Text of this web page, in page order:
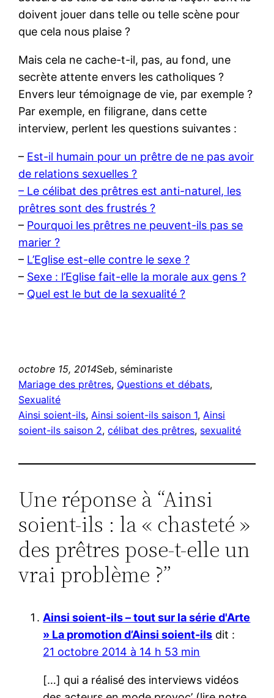
doivent jouer dans telle ou telle scène pour
que cela nous plaise ?
Mais cela ne cache-t-il, pas, au fond, une
secrète attente envers les catholiques ?
Envers leur témoignage de vie, par exemple ?
Par exemple, en filigrane, dans cette
interview, perlent les questions suivantes :
– Est-il humain pour un prêtre de ne pas avoir
de relations sexuelles ?
– Le célibat des prêtres est anti-naturel, les
prêtres sont des frustrés ?
– Pourquoi les prêtres ne peuvent-ils pas se
marier ?
– L’Eglise est-elle contre le sexe ?
– Sexe : l’Eglise fait-elle la morale aux gens ?
– Quel est le but de la sexualité ?
octobre 15, 2014Seb, séminariste
Mariage des prêtres, Questions et débats
Sexualité
Ainsi soient-ils, Ainsi soient-ils saison 1, Ainsi
soient-ils saison 2, célibat des prêtres, sexualité
Une réponse à “Ainsi
soient-ils : la « chasteté »
des prêtres pose-t-elle un
vrai problème ?”
Ainsi soient-ils – tout sur la série d'Arte
» La promotion d’Ainsi soient-ils dit :
21 octobre 2014 à 14 h 53 min
[…] qui a réalisé des interviews vidéos